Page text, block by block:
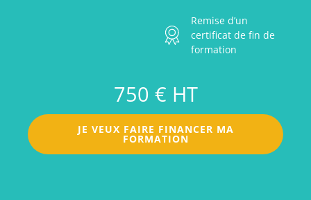
Remise d’un
certificat de fin de
formation
750 € HT
JE VEUX FAIRE FINANCER MA
FORMATION